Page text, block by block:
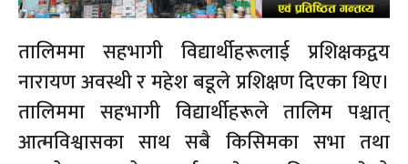
तालिममा सहभागी विद्यार्थीहरूलाई प्रशिक्षकद्वय
नारायण अवस्थी र महेश बडूले प्रशिक्षण दिएका थिए।
तालिममा सहभागी विद्यार्थीहरूले तालिम पश्चात्
आत्मविश्वासका साथ सबै किसिमका सभा तथा